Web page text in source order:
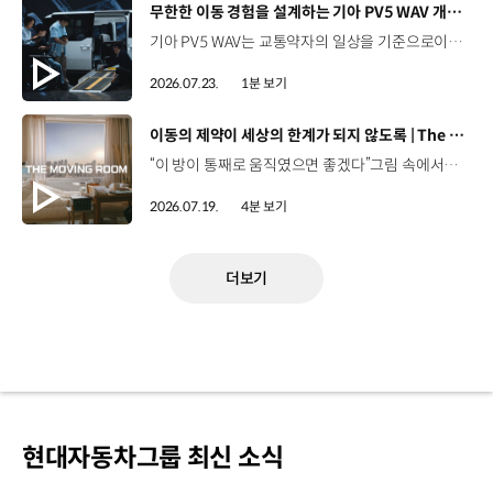
[동영상]
무한한 이동 경험을 설계하는 기아 PV5 WAV 개발 스토리 | The Moving Room
기아 PV5 WAV는 교통약자의 일상을 기준으로이동 과정을 다시 설계했습니다. 탑승자의 목적에 맞게 확장되는 모빌리티, PV5 WAV 개발 스토리를 영상으로 확인해 보세요. #현대자동차그룹 #TheMovingRoom #기아 #PV5 #PV5WAV #PBV #목적기반모빌리티
2026.07.23. 1분 보기
[동영상]
이동의 제약이 세상의 한계가 되지 않도록 | The Moving Room
“이 방이 통째로 움직였으면 좋겠다”그림 속에서만 그리던 여행이 현실이 되기까지 기아 PV5 WAV는 필요한 의료 장비를 싣고가족과 한 공간에서 함께 떠날 수 있도록이동의 경험을 다시 설계했습니다. 같은 풍경을 보고, 같은 순간을 나누는 일현대자동차그룹은 모두를 위한 이동을 만들어갑니다. #현대자동차그룹 #TheMovingRoom #PV5 #기아 #목적기반모빌리티 #PV5WAV #PBV
2026.07.19. 4분 보기
더보기
현대자동차그룹 최신 소식